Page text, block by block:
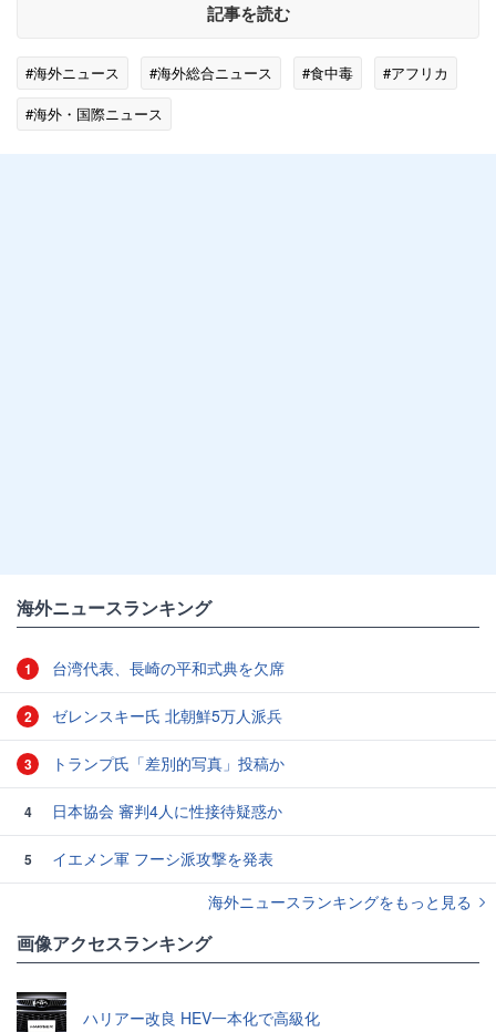
記事を読む
#海外ニュース #海外総合ニュース #食中毒
#アフリカ
#海外・国際ニュース
海外ニュースランキング
1 台湾代表、長崎の平和式典を欠席
2 ゼレンスキー氏 北朝鮮5万人派兵
3 トランプ氏「差別的写真」投稿か
4 日本協会 審判4人に性接待疑惑か
5
イエメン軍 フーシ派攻撃を発表
海外ニュースランキングをもっと見る
画像アクセスランキング
ハリアー改良 HEV一本化で高級化